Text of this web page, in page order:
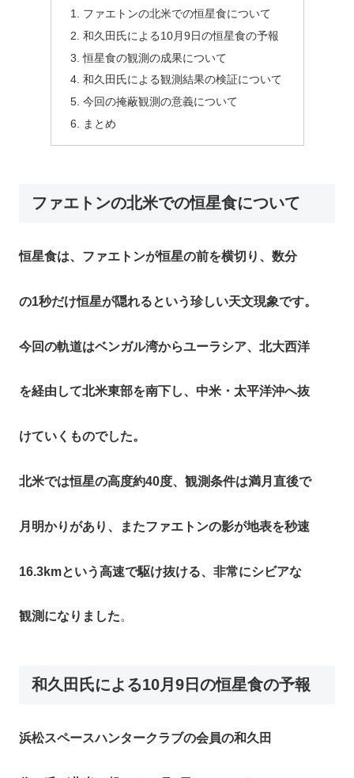
ファエトンの北米での恒星食について
和久田氏による10月9日の恒星食の予報
恒星食の観測の成果について
和久田氏による観測結果の検証について
今回の掩蔽観測の意義について
まとめ
ファエトンの北米での恒星食について
恒星食は、ファエトンが恒星の前を横切り、数分
の1秒だけ恒星が隠れるという珍しい天文現象です。​
今回の軌道はベンガル湾からユーラシア、北大西洋
を経由して北米東部を南下し、中米・太平洋沖へ抜
けていくものでした。​
北米では恒星の高度約40度、観測条件は満月直後で
月明かりがあり、またファエトンの影が地表を秒速
16.3kmという高速で駆け抜ける、非常にシビアな
観測になりました。​
和久田氏による10月9日の恒星食の予報
浜松スペースハンタークラブの会員の和久田